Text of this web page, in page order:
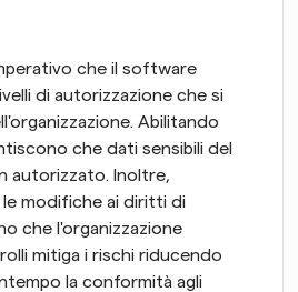
che il software
di autorizzazione che si
Abilitando
che dati sensibili del
autorizzato. Inoltre,
modifiche ai diritti di
che l'organizzazione
mitiga i rischi riducendo
la conformità agli